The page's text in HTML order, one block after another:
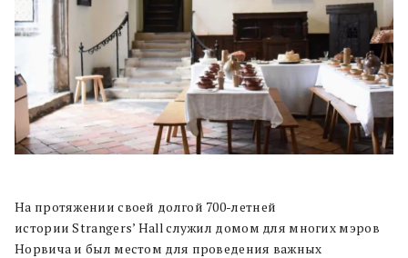
На протяжении своей долгой 700-летней
истории Strangers’ Hall служил домом для многих мэров
Норвича и был местом для проведения важных